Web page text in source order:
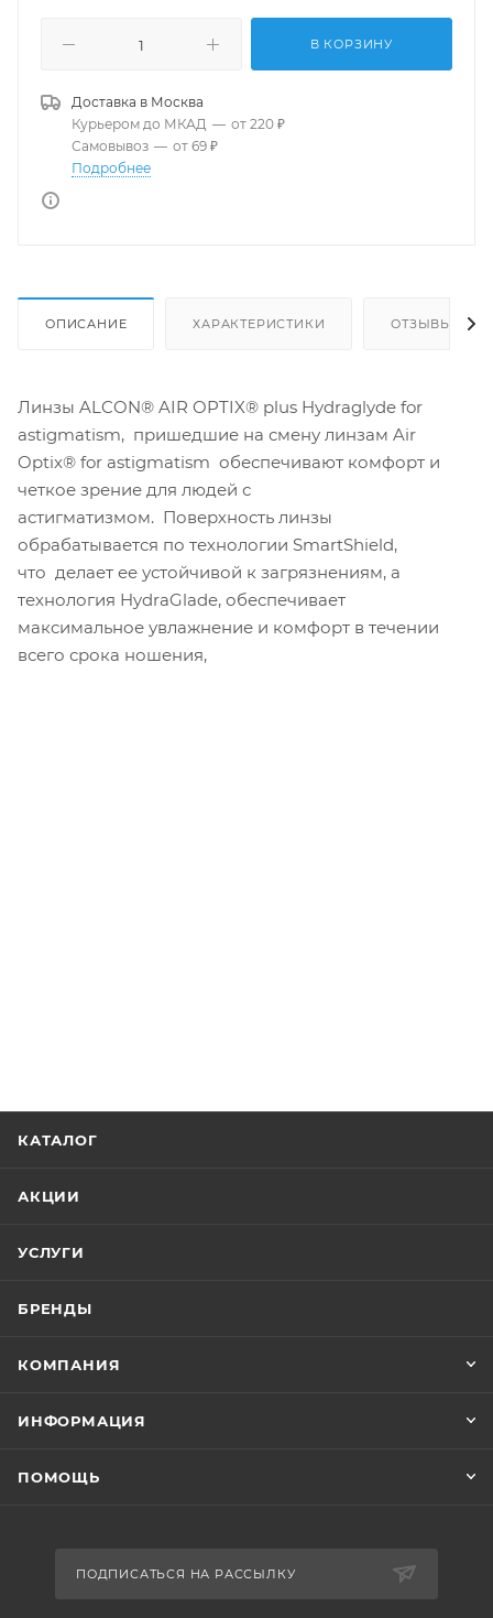
В КОРЗИНУ
Доставка в Москва
Курьером до МКАД — от 220 ₽
Самовывоз — от 69 ₽
Подробнее
ОПИСАНИЕ ХАРАКТЕРИСТИКИ ОТЗЫВЫ
Линзы ALCON® AIR OPTIX® plus Hydraglyde for
astigmatism, пришедшие на смену линзам Air
Optix® for astigmatism обеспечивают комфорт и
четкое зрение для людей с
астигматизмом. Поверхность линзы
обрабатывается по технологии SmartShield,
что делает ее устойчивой к загрязнениям, а
технология HydraGlade, обеспечивает
максимальное увлажнение и комфорт в течении
всего срока ношения,
КАТАЛОГ
АКЦИИ
УСЛУГИ
БРЕНДЫ
КОМПАНИЯ
ИНФОРМАЦИЯ
ПОМОЩЬ
ПОДПИСАТЬСЯ НА РАССЫЛКУ